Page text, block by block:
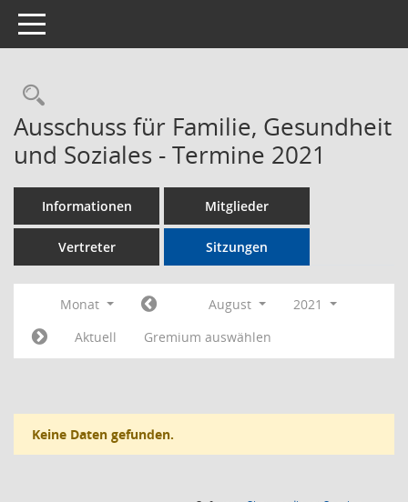
Toggle navigation
Rechercheauswahl
Ausschuss für Familie, Gesundheit
und Soziales - Termine 2021
Informationen Mitglieder
Vertreter Sitzungen
Monat August
2021
Aktuell
Gremium auswählen
Keine Daten gefunden.